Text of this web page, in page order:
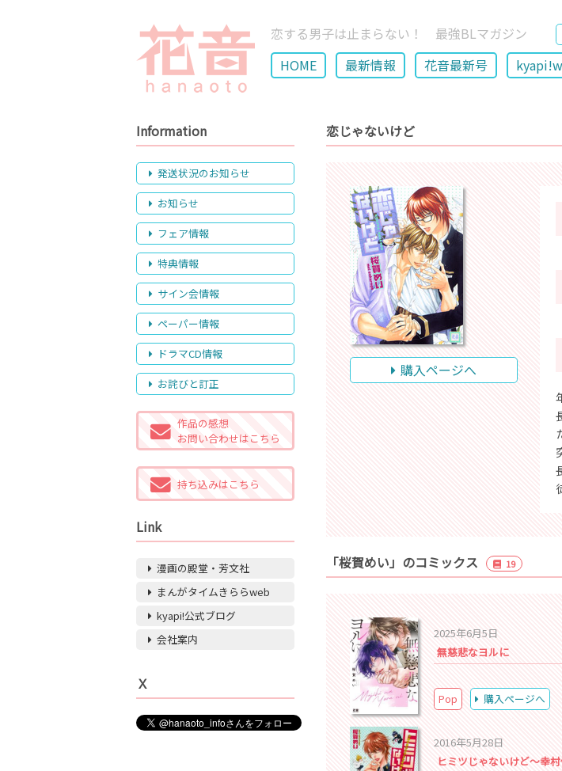
恋する男子は止まらない！ 最強BLマガジン
HOME
最新情報 花音最新号
恋じゃないけど
購入ページへ
「桜賀めい」のコミックス 19
2025年6月5日
無慈悲なヨルに
Pop
購入ページへ
2016年5月28日
ヒミツじゃないけど～幸
Information
発送状況のお知らせ
お知らせ
フェア情報
特典情報
サイン会情報
ペーパー情報
ドラマCD情報
お詫びと訂正
作品の感想
お問い合わせはこちら
持ち込みはこちら
Link
漫画の殿堂・芳文社
まんがタイムきららweb
kyapi!公式ブログ
会社案内
Ｘ